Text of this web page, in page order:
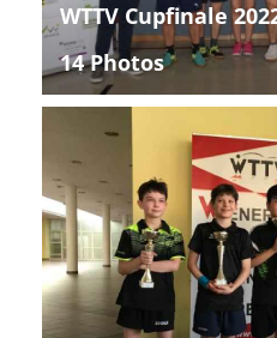
WTTV Cupfinale
14 Photos